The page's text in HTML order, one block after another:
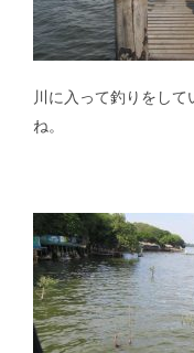
川に入って釣りをし
ね。